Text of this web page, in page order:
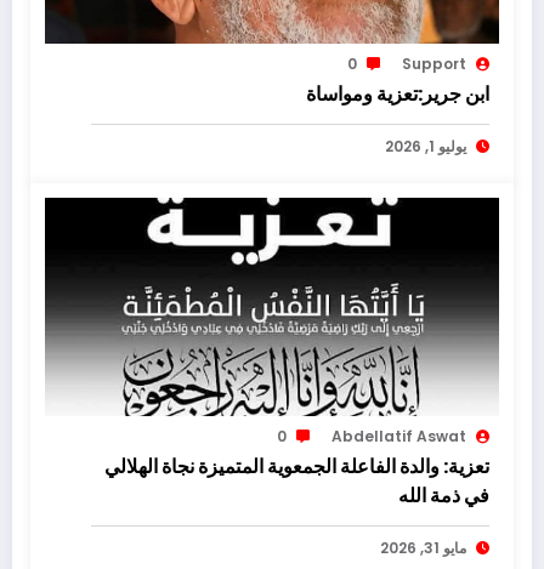
Support
0
ابن جرير:تعزية ومواساة
يوليو 1, 2026
Abdellatif Aswat
0
تعزية: والدة الفاعلة الجمعوية المتميزة نجاة الهلالي
في ذمة الله
مايو 31, 2026